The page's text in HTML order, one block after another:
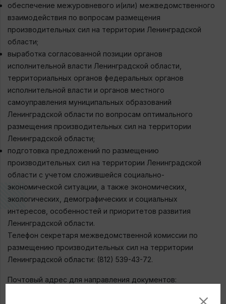
обеспечение межуровневого и(или) межведомственного
взаимодействия по вопросам размещения
производительных сил на территории Ленинградской
области;
выработка согласованной позиции органов
исполнительной власти Ленинградской области,
территориальных органов федеральных органов
исполнительной власти и органов местного
самоуправления муниципальных образований
Ленинградской области по вопросам оптимального
размещения производительных сил на территории
Ленинградской области;
подготовка предложений по размещению
производительных сил на территории Ленинградской
области с учетом сложившейся социально-
экономической ситуации, а также экономических,
экологических, демографических и социальных
интересов, особенностей и приоритетов развития
Ленинградской области.
Телефон секретаря межведомственной комиссии по
размещению производительных сил на территории
Ленинградской области: (812) 539-43-72.
Почтовый адрес для направления документов: